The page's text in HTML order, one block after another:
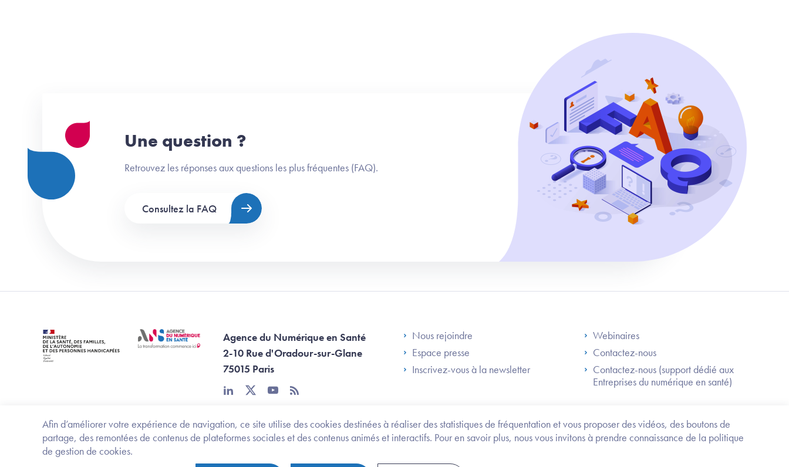
Afin d’améliorer votre expérience de navigation, ce site utilise des cookies destinées à réaliser des statistiques de fréquentation et vous proposer des vidéos, des boutons de
partage, des remontées de contenus de plateformes sociales et des contenus animés et interactifs. Pour en savoir plus, nous vous invitons à prendre connaissance de la politique
de gestion de cookies.
Trouvez
Une question ?
Retrouvez les réponses aux questions les plus fréquentes (FAQ).
Consultez la FAQ
Agence du Numérique en Santé
2-10 Rue d'Oradour-sur-Glane
75015 Paris
linkedintwitteryoutube
rss
Footer Left ANS
Nous rejoindre
Espace presse
Inscrivez-vous à la newsletter
Footer Right ANS
Webinaires
Contactez-nous
Contactez-nous (support dédié aux
Entreprises du numérique en santé)